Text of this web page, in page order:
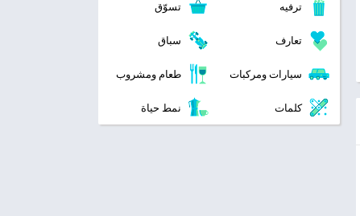
ترفيه تسوّق
تعارف سباق
سيارات ومركبات طعام ومشروب
كلمات نمط حياة